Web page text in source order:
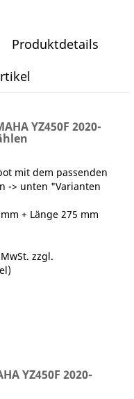
Produktdetails
YZ450F 2020-
mit dem passenden
-> unten "Varianten
+ Länge 275 mm
zzgl.
)
YZ450F 2020-